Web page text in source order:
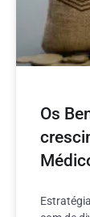
Os